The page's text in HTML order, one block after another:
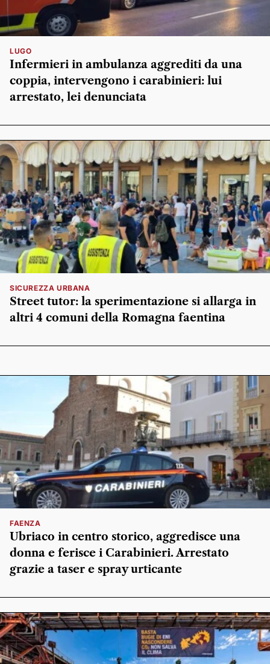
LUGO
Infermieri in ambulanza aggrediti da una
coppia, intervengono i carabinieri: lui
arrestato, lei denunciata
SICUREZZA URBANA
Street tutor: la sperimentazione si allarga in
altri 4 comuni della Romagna faentina
FAENZA
Ubriaco in centro storico, aggredisce una
donna e ferisce i Carabinieri. Arrestato
grazie a taser e spray urticante